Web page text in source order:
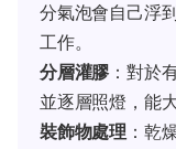
分氣泡會自己浮
工作。
分層灌膠 ：對於
並逐層照燈，能
裝飾物處理 ：乾